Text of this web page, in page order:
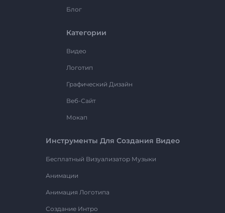
Блог
Категории
Видео
Логотип
Графический Дизайн
Веб-Сайт
Мокап
Инструменты Для Создания Видео
Бесплатный Визуализатор Музыки
Анимации
Анимация Логотипа
Создание Интро